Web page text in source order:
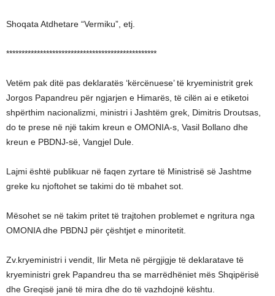
Shoqata Atdhetare “Vermiku”, etj.
*************************************************
Vetëm pak ditë pas deklaratës ‘kërcënuese’ të kryeministrit grek
Jorgos Papandreu për ngjarjen e Himarës, të cilën ai e etiketoi
shpërthim nacionalizmi, ministri i Jashtëm grek, Dimitris Droutsas,
do te prese në një takim kreun e OMONIA-s, Vasil Bollano dhe
kreun e PBDNJ-së, Vangjel Dule.
Lajmi është publikuar në faqen zyrtare të Ministrisë së Jashtme
greke ku njoftohet se takimi do të mbahet sot.
Mësohet se në takim pritet të trajtohen problemet e ngritura nga
OMONIA dhe PBDNJ për çështjet e minoritetit.
Zv.kryeministri i vendit, Ilir Meta në përgjigje të deklaratave të
kryeministri grek Papandreu tha se marrëdhëniet mës Shqipërisë
dhe Greqisë janë të mira dhe do të vazhdojnë kështu.